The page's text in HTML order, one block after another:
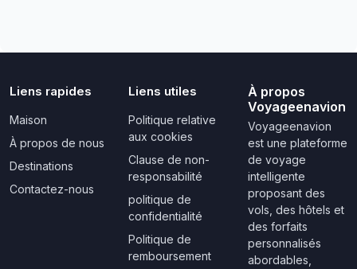
Liens rapides
Maison
À propos de nous
Destinations
Contactez-nous
Liens utiles
Politique relative
aux cookies
Clause de non-
responsabilité
politique de
confidentialité
Politique de
remboursement
À propos
Voyageenavion
Voyageenavion
est une plateforme
de voyage
intelligente
proposant des
vols, des hôtels et
des forfaits
personnalisés
abordables,